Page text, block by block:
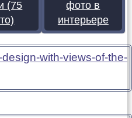
(75
фото в
интерьере